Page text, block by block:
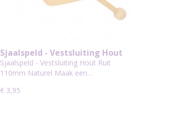
Sjaalspeld - Vestsluiting Hout
Ruit 110mm Naturel
Sjaalspeld - Vestsluiting Hout Ruit
110mm Naturel Maak een…
€ 3,95